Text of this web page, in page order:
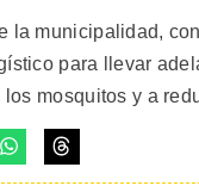
la municipalidad,
para llevar
mosquitos y a